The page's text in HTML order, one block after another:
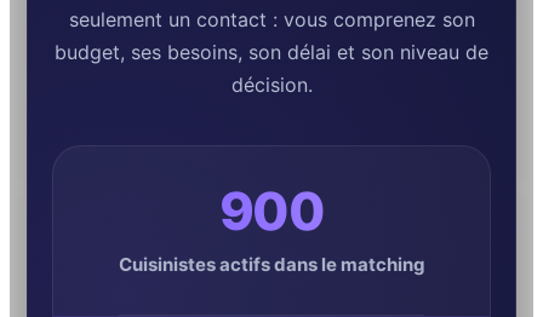
seulement un contact : vous comprenez son
budget, ses besoins, son délai et son niveau de
décision.
900
Cuisinistes actifs dans le matching